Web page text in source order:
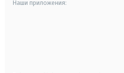
Наши приложения: